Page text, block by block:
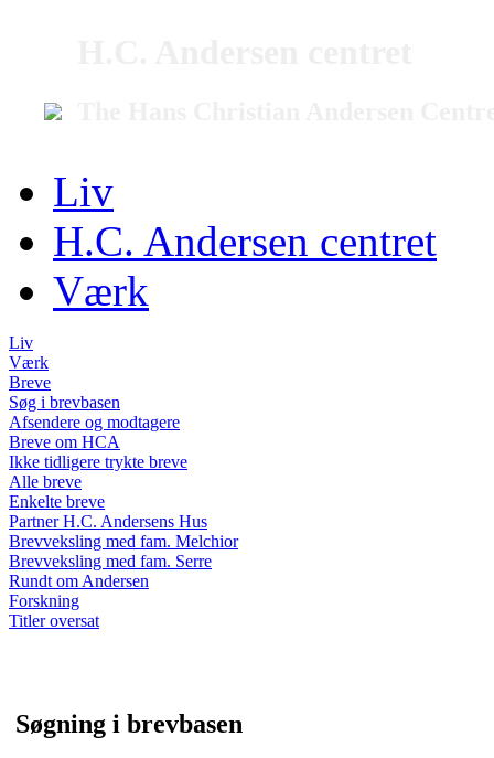
Liv
H.C. Andersen centret
Værk
Liv
Værk
Breve
Søg i brevbasen
Afsendere og modtagere
Breve om HCA
Ikke tidligere trykte breve
Alle breve
Enkelte breve
Partner H.C. Andersens Hus
Brevveksling med fam. Melchior
Brevveksling med fam. Serre
Rundt om Andersen
Forskning
Titler oversat
Søgning i brevbasen